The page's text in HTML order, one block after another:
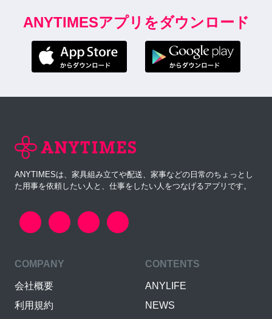
ANYTIMESアプリをダウンロード
ANYTIMESは、家具組み立てや配送、家事などの日常のちょっとし
た用事を依頼したい人と、仕事をしたい人をつなげるアプリです。
COMPANY
会社概要
利用規約
CONTENTS
ANYLIFE
NEWS